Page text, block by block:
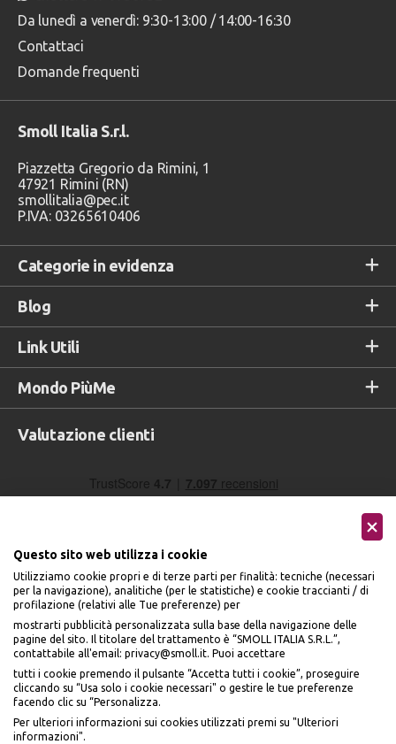
Categorie in evidenza
Blog
Link Utili
Mondo PiùMe
Da lunedì a venerdì: 9:30-13:00 / 14:00-16:30
Contattaci
Domande frequenti
Smoll Italia S.r.l.
Piazzetta Gregorio da Rimini, 1
47921 Rimini (RN)
smollitalia@pec.it
P.IVA: 03265610406
Valutazione clienti
Accettiamo
Seguici sui social
Questo sito web utilizza i cookie
Utilizziamo cookie propri e di terze parti per finalità: tecniche (necessari
per la navigazione), analitiche (per le statistiche) e cookie traccianti / di
profilazione (relativi alle Tue preferenze) per
mostrarti pubblicità personalizzata sulla base della navigazione delle
pagine del sito. Il titolare del trattamento è “SMOLL ITALIA S.R.L.”,
contattabile all'email: privacy@smoll.it. Puoi accettare
tutti i cookie premendo il pulsante “Accetta tutti i cookie”, proseguire
cliccando su “Usa solo i cookie necessari" o gestire le tue preferenze
facendo clic su “Personalizza.
Per ulteriori informazioni sui cookies utilizzati premi su "Ulteriori
informazioni".
BENVENUTO DA
PIÙME